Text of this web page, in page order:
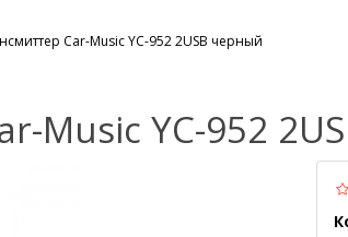
Car-Music YC-952 2USB черный
Music YC-952